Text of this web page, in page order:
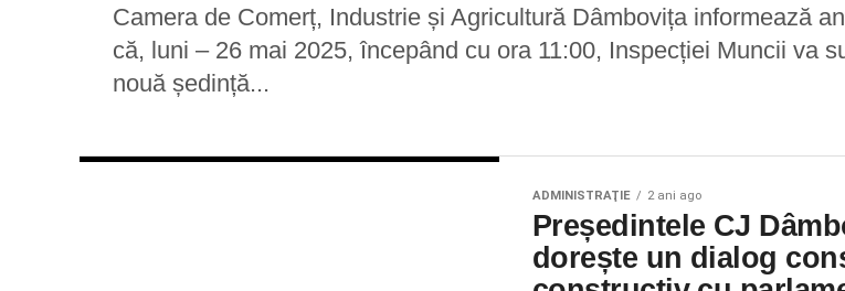
Camera de Comerț, Industrie și Agricultură Dâmbovița informează
că, luni – 26 mai 2025, începând cu ora 11:00, Inspecției Muncii va
nouă ședință...
ADMINISTRAŢIE 2 ani ago
Președintele CJ
dorește un dialog